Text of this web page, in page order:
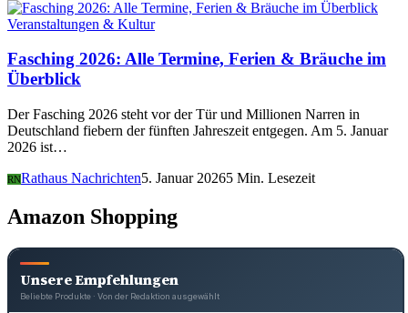
Veranstaltungen & Kultur
Fasching 2026: Alle Termine, Ferien & Bräuche im
Überblick
Der Fasching 2026 steht vor der Tür und Millionen Narren in
Deutschland fiebern der fünften Jahreszeit entgegen. Am 5. Januar
2026 ist…
RNRathaus Nachrichten5. Januar 20265 Min. Lesezeit
Amazon Shopping
Unsere Empfehlungen
Beliebte Produkte · Von der Redaktion ausgewählt